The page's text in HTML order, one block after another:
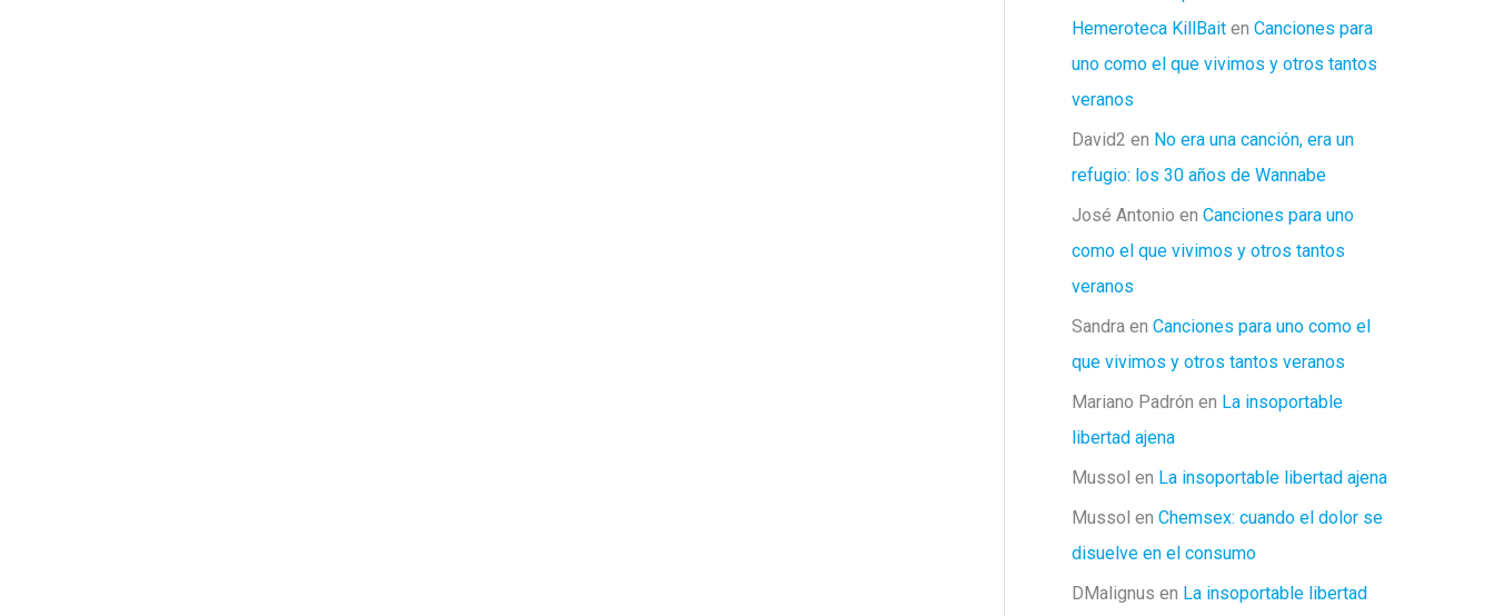
Hemeroteca KillBait en Canciones para
uno como el que vivimos y otros tantos
veranos
David2 en No era una canción, era un
refugio: los 30 años de Wannabe
José Antonio en Canciones para uno
como el que vivimos y otros tantos
veranos
Sandra en Canciones para uno como el
que vivimos y otros tantos veranos
Mariano Padrón en La insoportable
libertad ajena
Mussol en La insoportable libertad ajena
Mussol en Chemsex: cuando el dolor se
disuelve en el consumo
DMalignus en La insoportable libertad